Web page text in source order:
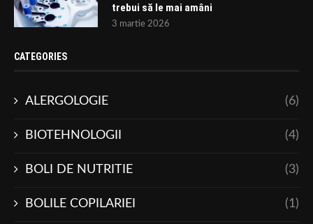
trebui să le mai amâni
3 martie 2026
CATEGORIES
ALERGOLOGIE (6)
BIOTEHNOLOGII (4)
BOLI DE NUTRITIE (3)
BOLILE COPILARIEI (1)